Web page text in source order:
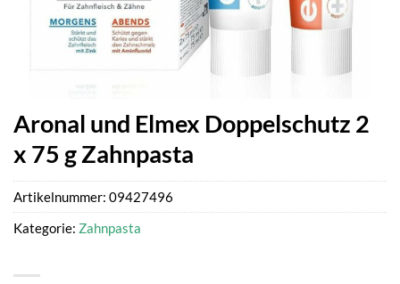
Aronal und Elmex Doppelschutz 2
x 75 g Zahnpasta
Artikelnummer: 09427496
Kategorie: Zahnpasta